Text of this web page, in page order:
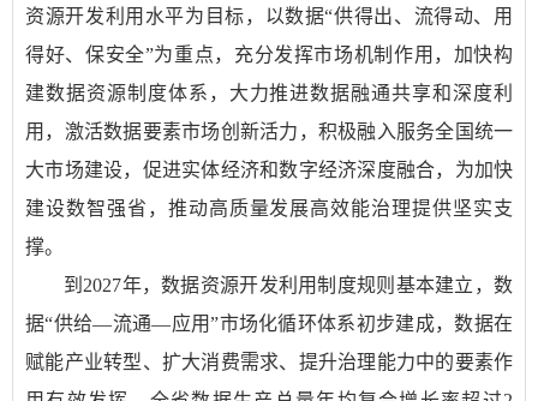
资源开发利用水平为目标，以数据“供得出、流得动、用
得好、保安全”为重点，充分发挥市场机制作用，加快构
建数据资源制度体系，大力推进数据融通共享和深度利
用，激活数据要素市场创新活力，积极融入服务全国统一
大市场建设，促进实体经济和数字经济深度融合，为加快
建设数智强省，推动高质量发展高效能治理提供坚实支
撑。
到2027年，数据资源开发利用制度规则基本建立，数
据“供给—流通—应用”市场化循环体系初步建成，数据在
赋能产业转型、扩大消费需求、提升治理能力中的要素作